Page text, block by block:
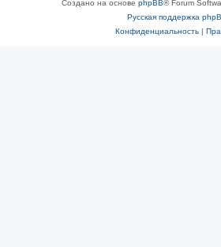
Создано на основе phpBB® Forum
Русская поддержка
Конфиденциальность|